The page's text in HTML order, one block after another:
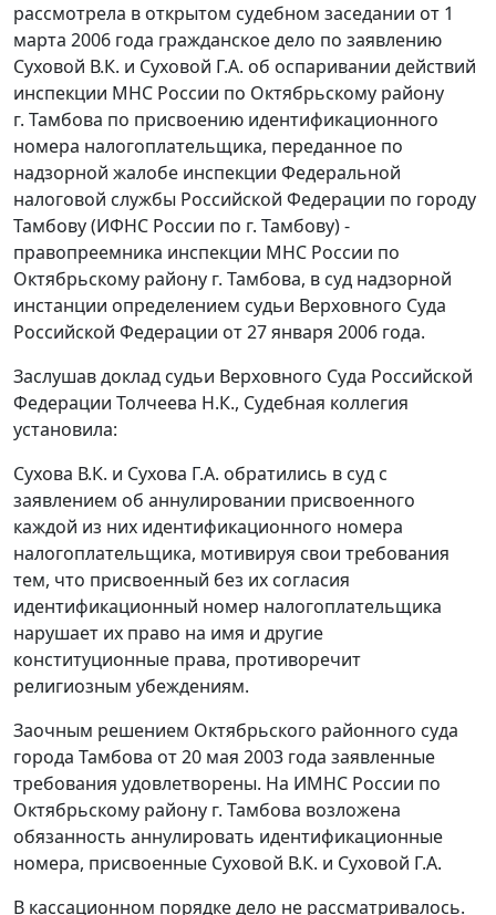
рассмотрела в открытом судебном заседании от 1
марта 2006 года гражданское дело по заявлению
Суховой В.К. и Суховой Г.А. об оспаривании действий
инспекции МНС России по Октябрьскому району
г. Тамбова по присвоению идентификационного
номера налогоплательщика, переданное по
надзорной жалобе инспекции Федеральной
налоговой службы Российской Федерации по городу
Тамбову (ИФНС России по г. Тамбову) -
правопреемника инспекции МНС России по
Октябрьскому району г. Тамбова, в суд надзорной
инстанции определением судьи Верховного Суда
Российской Федерации от 27 января 2006 года.
Заслушав доклад судьи Верховного Суда Российской
Федерации Толчеева Н.К., Судебная коллегия
установила:
Сухова В.К. и Сухова Г.А. обратились в суд с
заявлением об аннулировании присвоенного
каждой из них идентификационного номера
налогоплательщика, мотивируя свои требования
тем, что присвоенный без их согласия
идентификационный номер налогоплательщика
нарушает их право на имя и другие
конституционные права, противоречит
религиозным убеждениям.
Заочным решением Октябрьского районного суда
города Тамбова от 20 мая 2003 года заявленные
требования удовлетворены. На ИМНС России по
Октябрьскому району г. Тамбова возложена
обязанность аннулировать идентификационные
номера, присвоенные Суховой В.К. и Суховой Г.А.
В кассационном порядке дело не рассматривалось.